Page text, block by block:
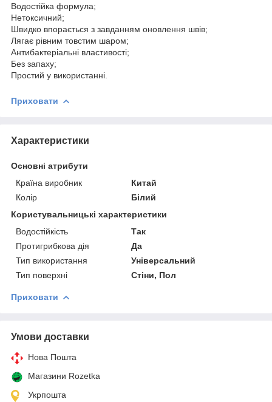
Водостійка формула;
Нетоксичний;
Швидко впорається з завданням оновлення швів;
Лягає рівним товстим шаром;
Антибактеріальні властивості;
Без запаху;
Простий у використанні.
Приховати
Характеристики
Основні атрибути
Країна виробник
Китай
Колір
Білий
Користувальницькі характеристики
Водостійкість
Так
Протигрибкова дія
Да
Тип використання
Універсальний
Тип поверхні
Стіни, Пол
Приховати
Умови доставки
Нова Пошта
Магазини Rozetka
Укрпошта